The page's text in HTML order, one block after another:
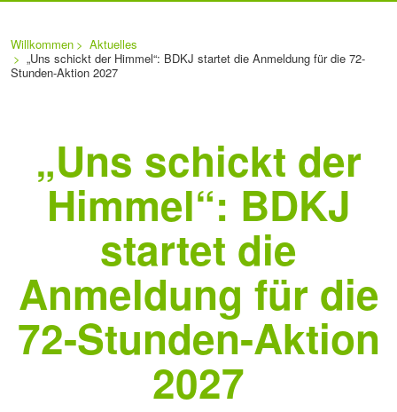
befinden
sich
hier:
überspringen
Willkommen
Aktuelles
„Uns schickt der Himmel“: BDKJ startet die Anmeldung für die 72-
Stunden-Aktion 2027
„Uns schickt der
Himmel“: BDKJ
startet die
Anmeldung für die
72-Stunden-Aktion
2027